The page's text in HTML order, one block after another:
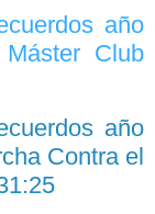
año
Club
año
Contra el